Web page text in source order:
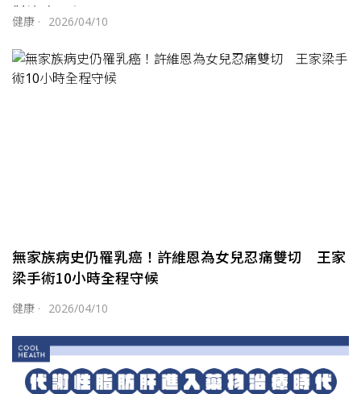
對治療歷程
健康 · 2026/04/10
無家族病史仍罹乳癌！許維恩為女兒忍痛雙切 王家
梁手術10小時全程守候
健康 · 2026/04/10